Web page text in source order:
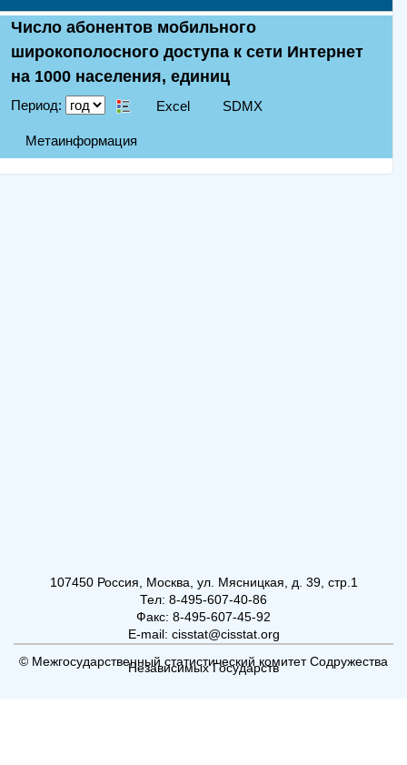
107450 Россия, Москва, ул. Мясницкая, д. 39, стр.1
Тел: 8-495-607-40-86
Факс: 8-495-607-45-92
E-mail: cisstat@cisstat.org
© Межгосударственный статистический комитет Содружества
Независимых Государств